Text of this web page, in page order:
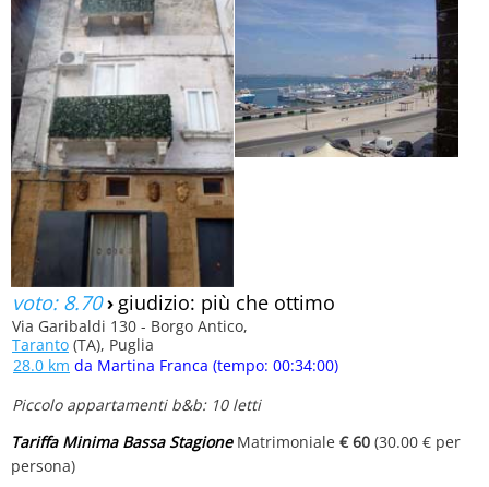
voto: 8.70› giudizio: più che ottimo
Via Garibaldi 130 - Borgo Antico,
Taranto (TA), Puglia
28.0 km da Martina Franca (tempo: 00:34:00)
Piccolo appartamenti b&b: 10 letti
Tariffa Minima Bassa StagioneMatrimoniale € 60 (30.00 € per
persona)